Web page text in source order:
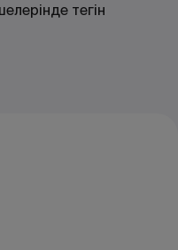
тегін